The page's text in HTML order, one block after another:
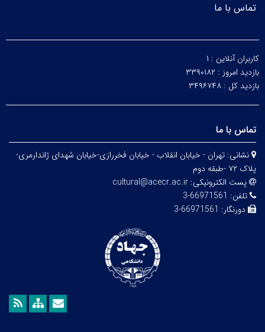
تماس با ما
کاربران آنلاین : ۱
بازدید امروز : ۳۳۹۰۱۸۲
بازدید کل : ۳۴۹۶۷۴۸
تماس با ما
نشانی: تهران - خیابان انقلاب - خیابان فخررازی-خیابان شهدای ژاندارمری-
پلاک ۷۲ -طبقه دوم
پست الکترونیکی: cultural@acecr.ac.ir
تلفن: 66971561-3
دورنگار: 66971561-3